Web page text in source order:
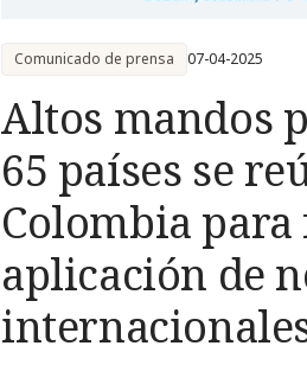
Altos mandos
65 países se
Colombia
aplicación de
Comunicado de prensa 07-04-2025